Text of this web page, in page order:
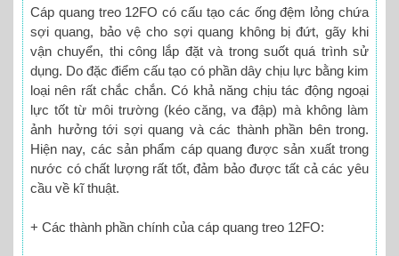
Cáp quang treo 12FO có cấu tạo các ống đệm lỏng chứa
sợi quang, bảo vệ cho sợi quang không bị đứt, gãy khi
vận chuyển, thi công lắp đặt và trong suốt quá trình sử
dụng. Do đặc điểm cấu tạo có phần dây chịu lực bằng kim
loại nên rất chắc chắn. Có khả năng chịu tác động ngoại
lực tốt từ môi trường (kéo căng, va đập) mà không làm
ảnh hưởng tới sợi quang và các thành phần bên trong.
Hiện nay, các sản phẩm cáp quang được sản xuất trong
nước có chất lượng rất tốt, đảm bảo được tất cả các yêu
cầu về kĩ thuật.
+ Các thành phần chính của cáp quang treo 12FO: